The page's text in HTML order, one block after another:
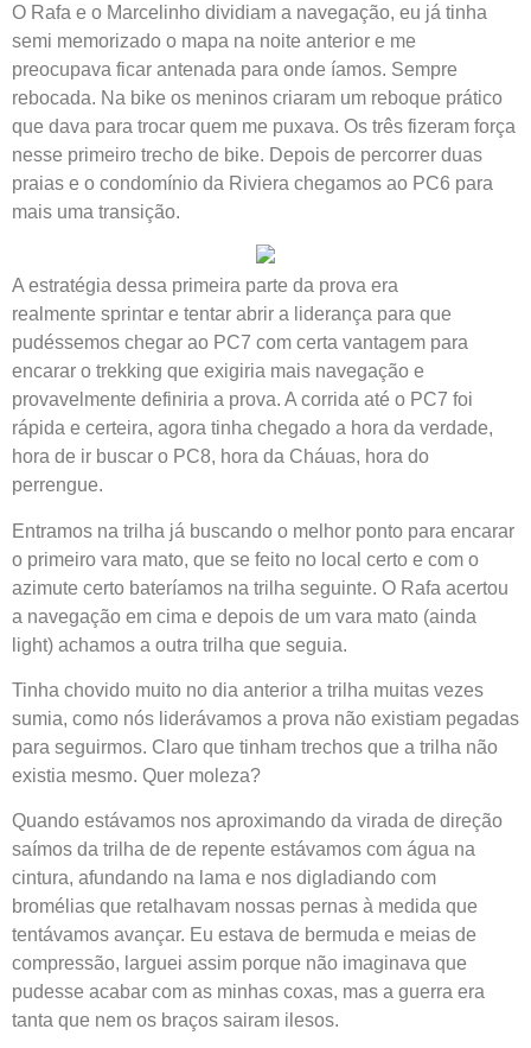
O Rafa e o Marcelinho dividiam a navegação, eu já tinha
semi memorizado o mapa na noite anterior e me
preocupava ficar antenada para onde íamos. Sempre
rebocada. Na bike os meninos criaram um reboque prático
que dava para trocar quem me puxava. Os três fizeram força
nesse primeiro trecho de bike. Depois de percorrer duas
praias e o condomínio da Riviera chegamos ao PC6 para
mais uma transição.
A estratégia dessa primeira parte da prova era
realmente sprintar e tentar abrir a liderança para que
pudéssemos chegar ao PC7 com certa vantagem para
encarar o trekking que exigiria mais navegação e
provavelmente definiria a prova. A corrida até o PC7 foi
rápida e certeira, agora tinha chegado a hora da verdade,
hora de ir buscar o PC8, hora da Cháuas, hora do
perrengue.
Entramos na trilha já buscando o melhor ponto para encarar
o primeiro vara mato, que se feito no local certo e com o
azimute certo bateríamos na trilha seguinte. O Rafa acertou
a navegação em cima e depois de um vara mato (ainda
light) achamos a outra trilha que seguia.
Tinha chovido muito no dia anterior a trilha muitas vezes
sumia, como nós liderávamos a prova não existiam pegadas
para seguirmos. Claro que tinham trechos que a trilha não
existia mesmo. Quer moleza?
Quando estávamos nos aproximando da virada de direção
saímos da trilha de de repente estávamos com água na
cintura, afundando na lama e nos digladiando com
bromélias que retalhavam nossas pernas à medida que
tentávamos avançar. Eu estava de bermuda e meias de
compressão, larguei assim porque não imaginava que
pudesse acabar com as minhas coxas, mas a guerra era
tanta que nem os braços sairam ilesos.